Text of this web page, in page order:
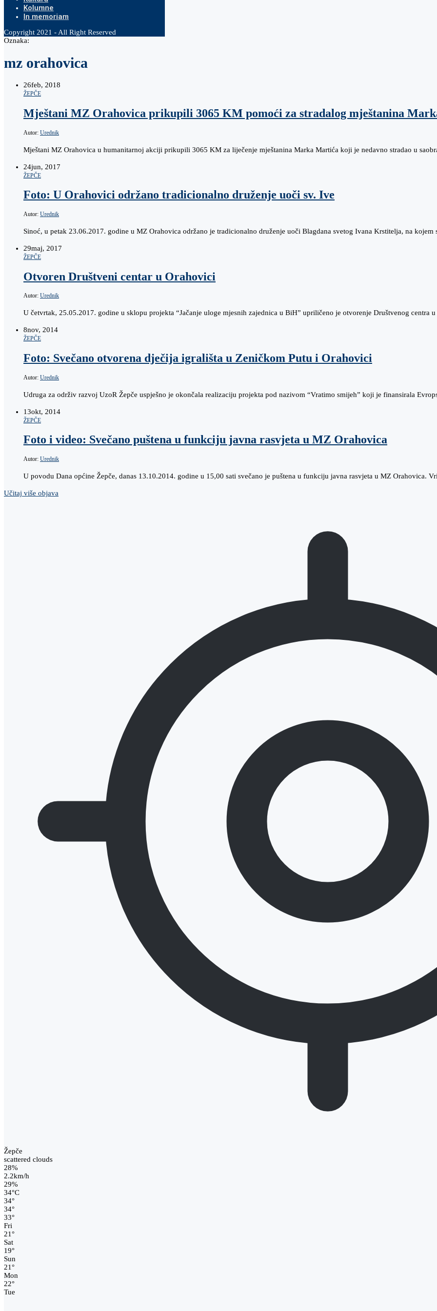
Kolumne
In memoriam
Copyright 2021 - All Right Reserved
Oznaka:
mz orahovica
26feb, 2018
ŽEPČE
Mještani MZ Orahovica prikupili 3065 KM pomoći za stradalog mještanina
Autor: Urednik
Mještani MZ Orahovica u humanitarnoj akciji prikupili 3065 KM za liječenje mještanina Marka Martića koji je nedavno stradao u
24jun, 2017
ŽEPČE
Foto: U Orahovici održano tradicionalno druženje uoči sv. Ive
Autor: Urednik
Sinoć, u petak 23.06.2017. godine u MZ Orahovica održano je tradicionalno druženje uoči Blagdana svetog Ivana Krstitelja, na
29maj, 2017
ŽEPČE
Otvoren Društveni centar u Orahovici
Autor: Urednik
U četvrtak, 25.05.2017. godine u sklopu projekta “Jačanje uloge mjesnih zajednica u BiH” upriličeno je otvorenje Društvenog centra
8nov, 2014
ŽEPČE
Foto: Svečano otvorena dječija igrališta u Zeničkom Putu i Orahovici
Autor: Urednik
Udruga za održiv razvoj UzoR Žepče uspješno je okončala realizaciju projekta pod nazivom “Vratimo smijeh” koji je finansirala
13okt, 2014
ŽEPČE
Foto i video: Svečano puštena u funkciju javna rasvjeta u MZ Orahovica
Autor: Urednik
U povodu Dana općine Žepče, danas 13.10.2014. godine u 15,00 sati svečano je puštena u funkciju javna rasvjeta u MZ Orahovica.
Učitaj više objava
Žepče
scattered clouds
28%
2.2km/h
29%
34°C
34°
34°
33°
Fri
21°
Sat
19°
Sun
21°
Mon
22°
Tue